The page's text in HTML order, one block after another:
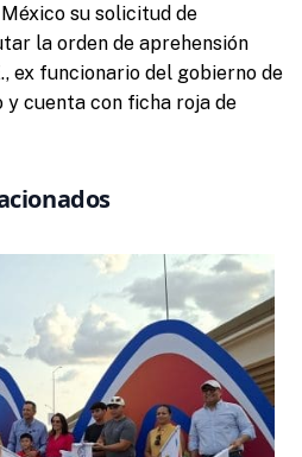
su solicitud de
la orden de aprehensión
ex funcionario del gobierno de
cuenta con ficha roja de